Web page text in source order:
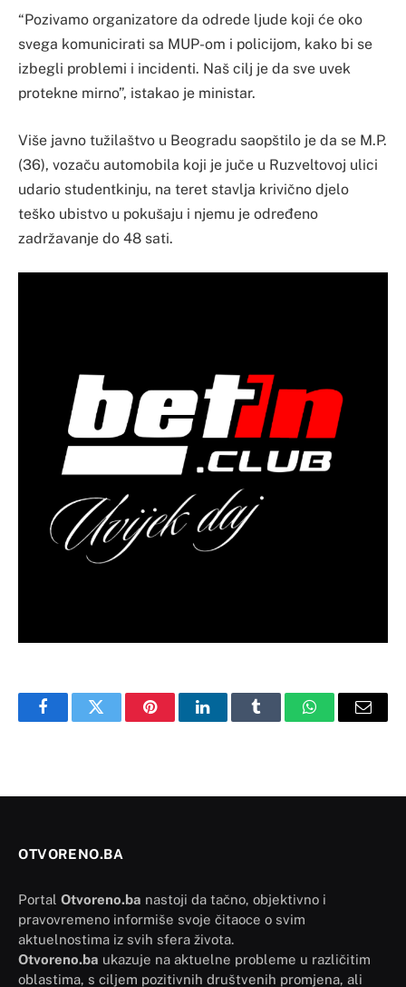
“Pozivamo organizatore da odrede ljude koji će oko
svega komunicirati sa MUP-om i policijom, kako bi se
izbegli problemi i incidenti. Naš cilj je da sve uvek
protekne mirno”, istakao je ministar.
Više javno tužilaštvo u Beogradu saopštilo je da se M.P.
(36), vozaču automobila koji je juče u Ruzveltovoj ulici
udario studentkinju, na teret stavlja krivično djelo
teško ubistvo u pokušaju i njemu je određeno
zadržavanje do 48 sati.
FacebookTwitter PinterestLinkedInTumblr WhatsAppEmail
OTVORENO.BA
Portal Otvoreno.ba nastoji da tačno, objektivno i
pravovremeno informiše svoje čitaoce o svim
aktuelnostima iz svih sfera života.
Otvoreno.ba ukazuje na aktuelne probleme u različitim
oblastima, s ciljem pozitivnih društvenih promjena, ali